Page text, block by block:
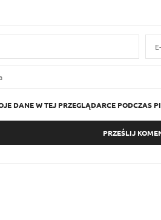
DANE W TEJ PRZEGLĄDARCE PODCZAS